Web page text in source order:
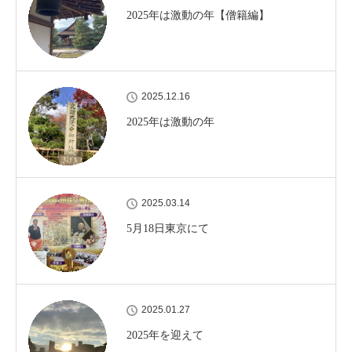
2025年は激動の年【僧籍編】
2025.12.16
2025年は激動の年
2025.03.14
5月18日東京にて
2025.01.27
2025年を迎えて